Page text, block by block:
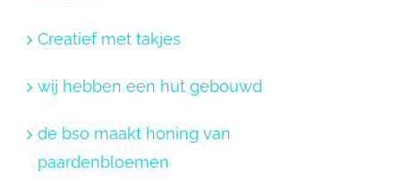
Creatief met takjes
wij hebben een hut gebouwd
de bso maakt honing van
paardenbloemen